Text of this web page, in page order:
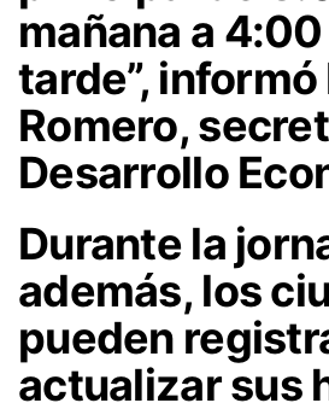
mañana a
tarde”, informó
Romero,
Desarrollo
Durante la
además, los
pueden
actualizar sus